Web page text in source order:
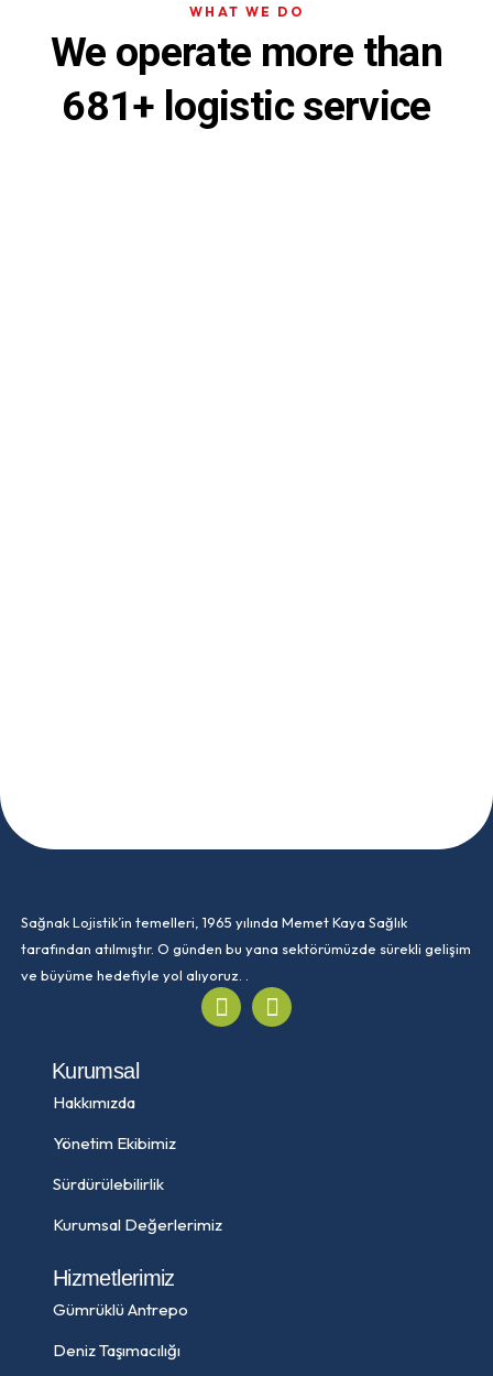
WHAT WE DO
We operate more than
681+ logistic service
Global
Sağnak Lojistik’in temelleri, 1965 yılında Memet Kaya Sağlık
tarafından atılmıştır. O günden bu yana sektörümüzde sürekli gelişim
ve büyüme hedefiyle yol alıyoruz. .
Kurumsal
Hakkımızda
Yönetim Ekibimiz
Sürdürülebilirlik
Kurumsal Değerlerimiz
Hizmetlerimiz
Gümrüklü Antrepo
Deniz Taşımacılığı